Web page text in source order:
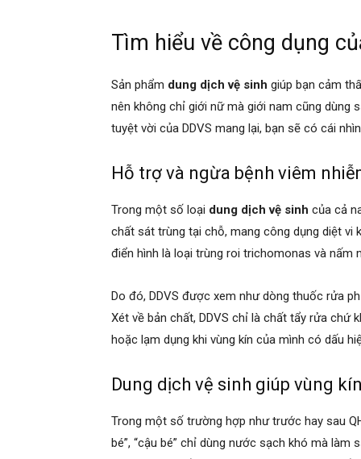
Tìm hiểu về công dụng
Sản phẩm dung dịch vệ sinh giúp bạn cảm
nên không chỉ giới nữ mà giới nam cũng dùng
tuyệt vời của DDVS mang lại, bạn sẽ có cái
Hỗ trợ và ngừa bệnh viêm
Trong một số loại dung dịch vệ sinh của cả
chất sát trùng tại chỗ, mang công dụng diệt vi
điển hình là loại trùng roi trichomonas và nấm
Do đó, DDVS được xem như dòng thuốc rửa
Xét về bản chất, DDVS chỉ là chất tẩy rửa chứ
hoặc lạm dụng khi vùng kín của mình có dấu
Dung dịch vệ sinh giúp vùng
Trong một số trường hợp như trước hay sau
bé”, “cậu bé” chỉ dùng nước sạch khó mà làm